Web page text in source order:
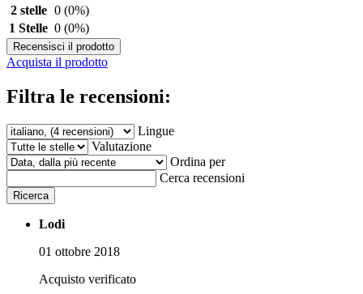
2 stelle 0 (0%)
1 Stelle 0 (0%)
Recensisci il prodotto
Acquista il prodotto
Filtra le recensioni:
Lingue
Valutazione
Ordina per
Cerca recensioni
Ricerca
Lodi
01 ottobre 2018
Acquisto verificato